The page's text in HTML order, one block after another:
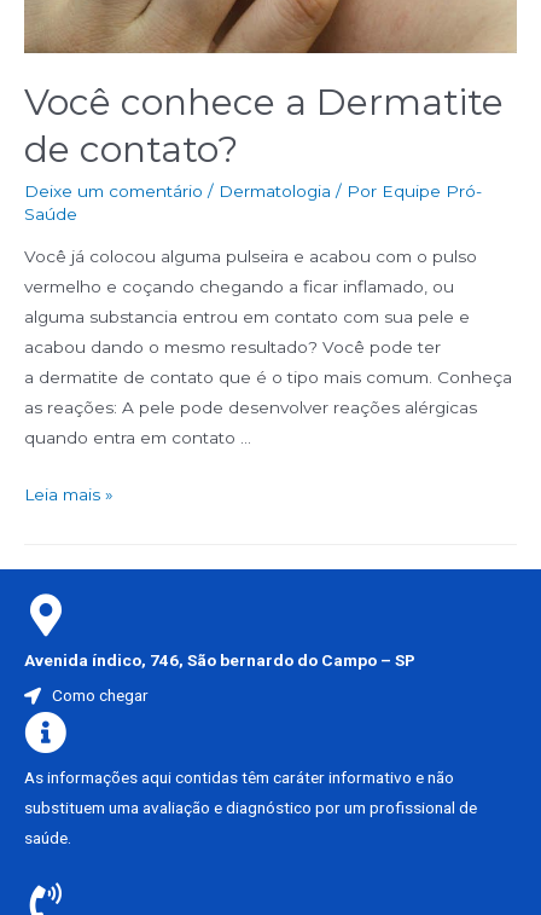
Você conhece a Dermatite
de contato?
Deixe um comentário / Dermatologia / Por Equipe Pró-
Saúde
Você já colocou alguma pulseira e acabou com o pulso
vermelho e coçando chegando a ficar inflamado, ou
alguma substancia entrou em contato com sua pele e
acabou dando o mesmo resultado? Você pode ter
a dermatite de contato que é o tipo mais comum. Conheça
as reações: A pele pode desenvolver reações alérgicas
quando entra em contato …
Leia mais »
Avenida índico, 746, São bernardo do Campo – SP
Como chegar
As informações aqui contidas têm caráter informativo e não
substituem uma avaliação e diagnóstico por um profissional de
saúde.